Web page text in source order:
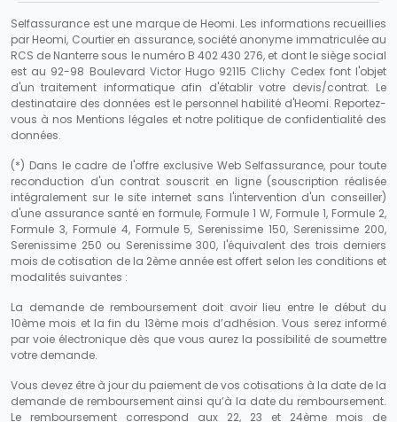
Selfassurance est une marque de Heomi. Les informations recueillies
par Heomi, Courtier en assurance, société anonyme immatriculée au
RCS de Nanterre sous le numéro B 402 430 276, et dont le siège social
est au 92-98 Boulevard Victor Hugo 92115 Clichy Cedex font l'objet
d'un traitement informatique afin d'établir votre devis/contrat. Le
destinataire des données est le personnel habilité d'Heomi. Reportez-
vous à nos Mentions légales et notre politique de confidentialité des
données.
(*) Dans le cadre de l'offre exclusive Web Selfassurance, pour toute
reconduction d'un contrat souscrit en ligne (souscription réalisée
intégralement sur le site internet sans l'intervention d'un conseiller)
d'une assurance santé en formule, Formule 1 W, Formule 1, Formule 2,
Formule 3, Formule 4, Formule 5, Serenissime 150, Serenissime 200,
Serenissime 250 ou Serenissime 300, l'équivalent des trois derniers
mois de cotisation de la 2ème année est offert selon les conditions et
modalités suivantes :
La demande de remboursement doit avoir lieu entre le début du
10ème mois et la fin du 13ème mois d’adhésion. Vous serez informé
par voie électronique dès que vous aurez la possibilité de soumettre
votre demande.
Vous devez être à jour du paiement de vos cotisations à la date de la
demande de remboursement ainsi qu’à la date du remboursement.
Le remboursement correspond aux 22, 23 et 24ème mois de